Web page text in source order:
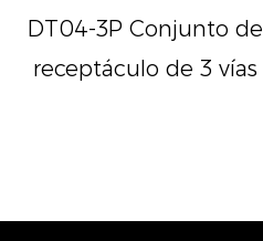
DT04-3P Conjunto de
receptáculo de 3 vías